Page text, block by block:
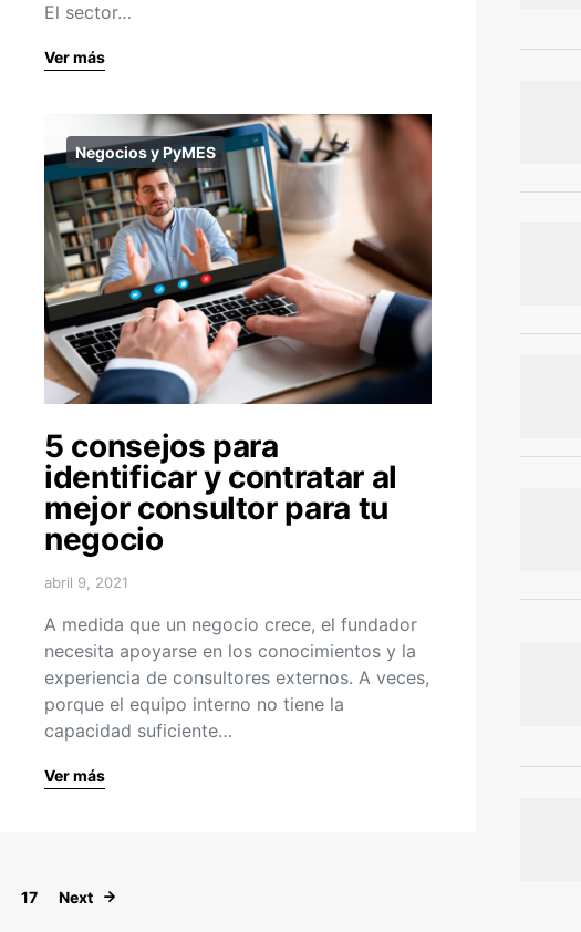
El sector…
Ver más
Negocios y PyMES
5 consejos para
identificar y contratar al
mejor consultor para tu
negocio
abril 9, 2021
A medida que un negocio crece, el fundador
necesita apoyarse en los conocimientos y la
experiencia de consultores externos. A veces,
porque el equipo interno no tiene la
capacidad suficiente…
Ver más
Navegación de entradas
17 Next